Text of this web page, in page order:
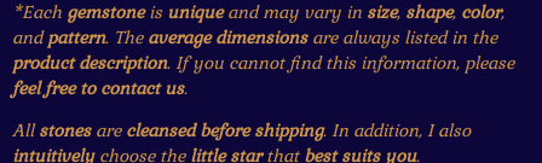
*Each gemstoneis uniqueand may vary in size, shape, color,
andpattern. The average dimensionsare always listed in the
product description. If you cannot find this information, please
feel free to contact us.
Allstonesare cleansed before shipping. In addition, I also
intuitivelychoose the little starthat best suits you.